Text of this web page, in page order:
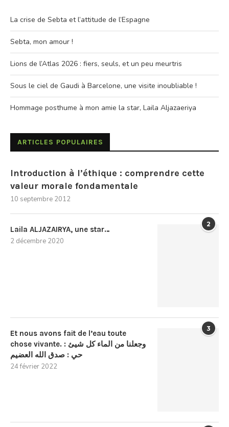
La crise de Sebta et l’attitude de l’Espagne
Sebta, mon amour !
Lions de l’Atlas 2026 : fiers, seuls, et un peu meurtris
Sous le ciel de Gaudi à Barcelone, une visite inoubliable !
Hommage posthume à mon amie la star, Laila Aljazaeriya
ARTICLES POPULAIRES
Introduction à l’éthique : comprendre cette
valeur morale fondamentale
10 septembre 2012
2
Laila ALJAZAIRYA, une star…
2 décembre 2020
3
Et nous avons fait de l’eau toute
chose vivante. : وجعلنا من الماء كل شيئ
حي : صدق الله العضيم
24 février 2022